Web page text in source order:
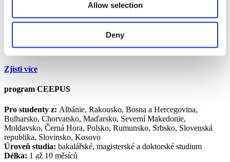
Allow selection
Deny
mládež a sport. Studentům z celého světa nabízí různé možnosti
podpory. Erasmus+ pomáhá organizovat zejména výjezdy studentů
dozemí zařazených do programui dopartnerských zemí. Dále
program podporuje stáže v zahraničí pro studenty , kteří jsou zapsáni
na vysokých školách v programových zemích. Grant Erasmus+
slouží jako příspěvek na cestovní náklady a pobyt.
Zjisti více
program CEEPUS
Pro studenty z: Albánie, Rakousko, Bosna a Hercegovina,
Bulharsko, Chorvatsko, Maďarsko, Severní Makedonie,
Moldavsko, Černá Hora, Polsko, Rumunsko, Srbsko, Slovenská
republika, Slovinsko, Kosovo
Úroveň studia: bakalářské, magisterské a doktorské studium
Délka: 1 až 10 měsíců